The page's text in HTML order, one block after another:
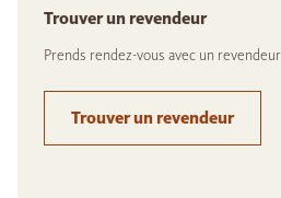
Trouver un revendeur
Prends rendez-vous avec un
Trouver un revendeur